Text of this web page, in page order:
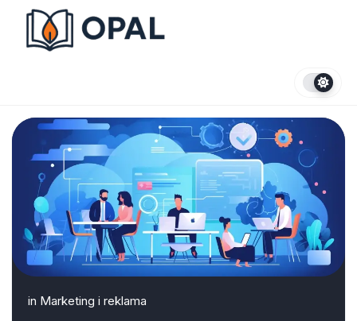
content
in Marketing i reklama